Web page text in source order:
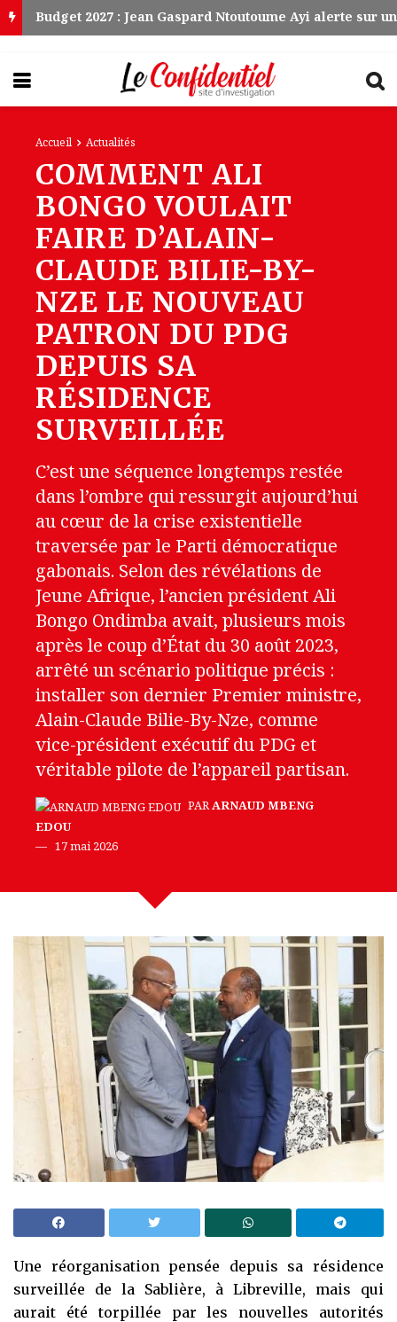
Accueil Actualités
COMMENT ALI
BONGO VOULAIT
FAIRE D’ALAIN-
CLAUDE BILIE-BY-
NZE LE NOUVEAU
PATRON DU PDG
DEPUIS SA
RÉSIDENCE
SURVEILLÉE
C’est une séquence longtemps restée
dans l’ombre qui ressurgit aujourd’hui
au cœur de la crise existentielle
traversée par le Parti démocratique
gabonais. Selon des révélations de
Jeune Afrique, l’ancien président Ali
Bongo Ondimba avait, plusieurs mois
après le coup d’État du 30 août 2023,
arrêté un scénario politique précis :
installer son dernier Premier ministre,
Alain-Claude Bilie-By-Nze, comme
vice-président exécutif du PDG et
véritable pilote de l’appareil partisan.
PARARNAUD MBENG
EDOU
17 mai 2026
Une réorganisation pensée depuis sa résidence
surveillée de la Sablière, à Libreville, mais qui
aurait été torpillée par les nouvelles autorités